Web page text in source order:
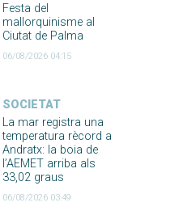
Festa del
mallorquinisme al
Ciutat de Palma
06/08/2026 04:15
SOCIETAT
La mar registra una
temperatura rècord a
Andratx: la boia de
l’AEMET arriba als
33,02 graus
06/08/2026 03:49